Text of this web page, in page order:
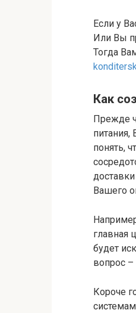
Если у
Или Вы
Тогда
Как
Прежде
понять,
Вашего
главная
будет
вопрос –
Короче